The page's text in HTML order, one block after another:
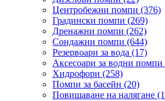
Центробежни помпи (376)
Градински помпи (269)
Дренажни помпи (262)
Сондажни помпи (644)
Резервоари за вода (17)
Аксесоари за водни помпи
Хидрофори (258)
Помпи за басейн (20)
Повишаване на налягане